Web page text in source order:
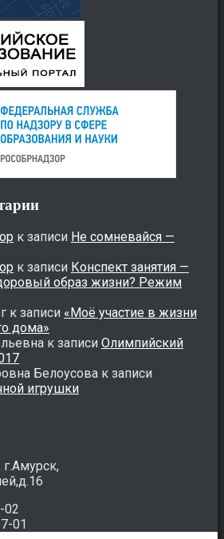
к записи Не сомневайся —
к записи Конспект занятия —
образ жизни? Режим
к записи «Моё участие в жизни
дома»
к записи Олимпийский
Белоусова к записи
игрушки
02
01